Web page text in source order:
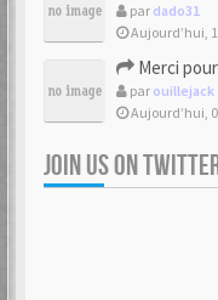
par dado31
Aujourd’hui,
Merci
par ouillejack
Aujourd’hui,
JOIN US ON